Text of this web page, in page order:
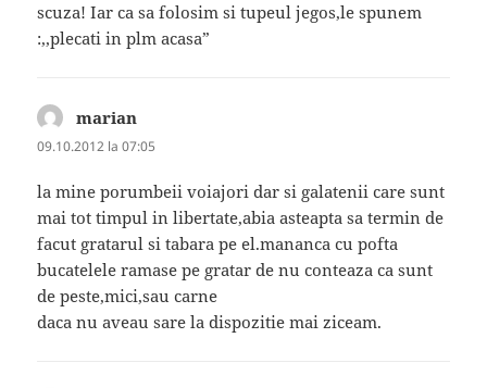
scuza! Iar ca sa folosim si tupeul jegos,le spunem
:,,plecati in plm acasa”
marian
09.10.2012 la 07:05
la mine porumbeii voiajori dar si galatenii care sunt
mai tot timpul in libertate,abia asteapta sa termin de
facut gratarul si tabara pe el.mananca cu pofta
bucatelele ramase pe gratar de nu conteaza ca sunt
de peste,mici,sau carne
daca nu aveau sare la dispozitie mai ziceam.